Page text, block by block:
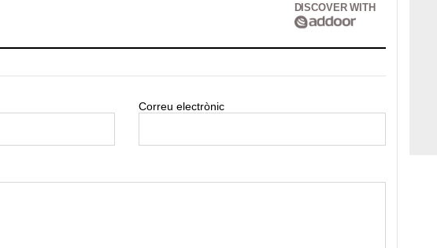
DISCOVER WITH
Correu electrònic